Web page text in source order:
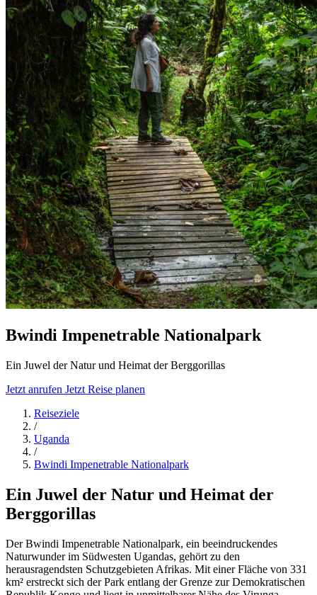
Bwindi Impenetrable Nationalpark
Ein Juwel der Natur und Heimat der Berggorillas
Jetzt anrufen Jetzt Reise planen
Reiseziele
/
Uganda
/
Bwindi Impenetrable Nationalpark
Ein Juwel der Natur und Heimat der
Berggorillas
Der Bwindi Impenetrable Nationalpark, ein beeindruckendes
Naturwunder im Südwesten Ugandas, gehört zu den
herausragendsten Schutzgebieten Afrikas. Mit einer Fläche von 331
km² erstreckt sich der Park entlang der Grenze zur Demokratischen